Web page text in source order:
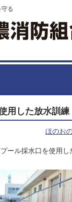
る
用した放水訓練
ほのお
ール採水口を使用